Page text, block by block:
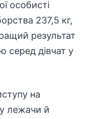
особисті
237,5 кг,
результат
серед дівчат у
на
лежачи й